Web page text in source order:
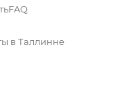
в Таллинне
FAQ